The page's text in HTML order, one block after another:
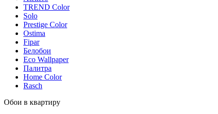
TREND Color
Solo
Prestige Color
Ostima
Fipar
Белобои
Eco Wallpaper
Палитра
Home Color
Rasch
Обои в квартиру